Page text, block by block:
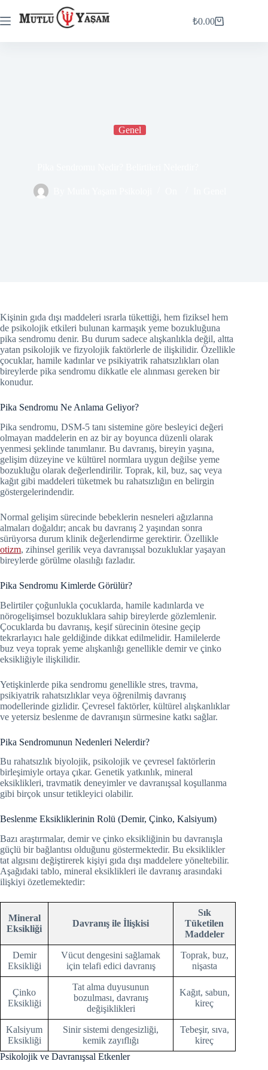
₺0.00
Genel
Kişinin gıda dışı maddeleri ısrarla tükettiği, hem fiziksel hem
de psikolojik etkileri bulunan karmaşık yeme bozukluğuna
pika sendromu denir. Bu durum sadece alışkanlıkla değil, altta
yatan psikolojik ve fizyolojik faktörlerle de ilişkilidir. Özellikle
çocuklar, hamile kadınlar ve psikiyatrik rahatsızlıkları olan
bireylerde pika sendromu dikkatle ele alınması gereken bir
konudur.
Pika Sendromu Ne Anlama Geliyor?
Pika sendromu, DSM-5 tanı sistemine göre besleyici değeri
olmayan maddelerin en az bir ay boyunca düzenli olarak
yenmesi şeklinde tanımlanır. Bu davranış, bireyin yaşına,
gelişim düzeyine ve kültürel normlara uygun değilse yeme
bozukluğu olarak değerlendirilir. Toprak, kil, buz, saç veya
kağıt gibi maddeleri tüketmek bu rahatsızlığın en belirgin
göstergelerindendir.
Normal gelişim sürecinde bebeklerin nesneleri ağızlarına
almaları doğaldır; ancak bu davranış 2 yaşından sonra
sürüyorsa durum klinik değerlendirme gerektirir. Özellikle
otizm, zihinsel gerilik veya davranışsal bozukluklar yaşayan
bireylerde görülme olasılığı fazladır.
Pika Sendromu Kimlerde Görülür?
Belirtiler çoğunlukla çocuklarda, hamile kadınlarda ve
nörogelişimsel bozukluklara sahip bireylerde gözlemlenir.
Çocuklarda bu davranış, keşif sürecinin ötesine geçip
tekrarlayıcı hale geldiğinde dikkat edilmelidir. Hamilelerde
buz veya toprak yeme alışkanlığı genellikle demir ve çinko
eksikliğiyle ilişkilidir.
Yetişkinlerde pika sendromu genellikle stres, travma,
psikiyatrik rahatsızlıklar veya öğrenilmiş davranış
modellerinde gizlidir. Çevresel faktörler, kültürel alışkanlıklar
ve yetersiz beslenme de davranışın sürmesine katkı sağlar.
Pika Sendromunun Nedenleri Nelerdir?
Bu rahatsızlık biyolojik, psikolojik ve çevresel faktörlerin
birleşimiyle ortaya çıkar. Genetik yatkınlık, mineral
eksiklikleri, travmatik deneyimler ve davranışsal koşullanma
gibi birçok unsur tetikleyici olabilir.
Beslenme Eksikliklerinin Rolü (Demir, Çinko, Kalsiyum)
Bazı araştırmalar, demir ve çinko eksikliğinin bu davranışla
güçlü bir bağlantısı olduğunu göstermektedir. Bu eksiklikler
tat algısını değiştirerek kişiyi gıda dışı maddelere yöneltebilir.
Aşağıdaki tablo, mineral eksiklikleri ile davranış arasındaki
ilişkiyi özetlemektedir:
Mineral
Eksikliği
Davranış ile İlişkisi
Sık
Tüketilen
Maddeler
Demir
Eksikliği
Vücut dengesini sağlamak
için telafi edici davranış
Toprak, buz,
nişasta
Çinko
Eksikliği
Tat alma duyusunun
bozulması, davranış
değişiklikleri
Kağıt, sabun,
kireç
Kalsiyum
Eksikliği
Sinir sistemi dengesizliği,
kemik zayıflığı
Tebeşir, sıva,
kireç
Psikolojik ve Davranışsal Etkenler